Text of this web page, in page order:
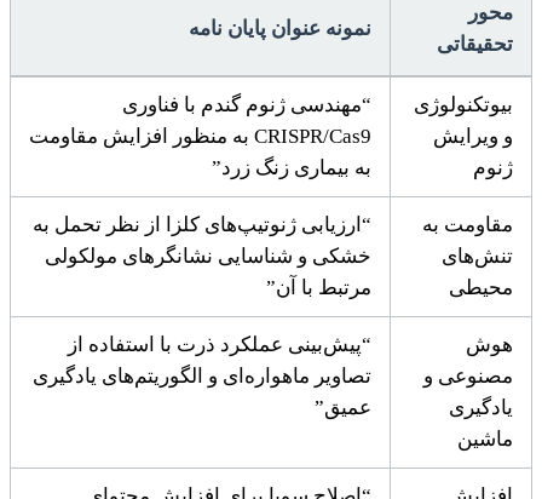
محور
تحقیقاتی
نمونه عنوان پایان نامه
بیوتکنولوژی
و ویرایش
ژنوم
“مهندسی ژنوم گندم با فناوری
CRISPR/Cas9 به منظور افزایش مقاومت
به بیماری زنگ زرد”
مقاومت به
تنش‌های
محیطی
“ارزیابی ژنوتیپ‌های کلزا از نظر تحمل به
خشکی و شناسایی نشانگرهای مولکولی
مرتبط با آن”
هوش
مصنوعی و
یادگیری
ماشین
“پیش‌بینی عملکرد ذرت با استفاده از
تصاویر ماهواره‌ای و الگوریتم‌های یادگیری
عمیق”